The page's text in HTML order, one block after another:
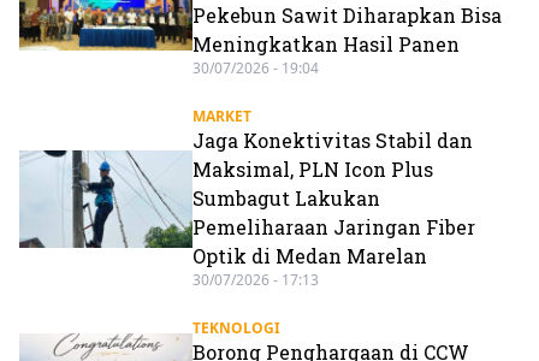
Pekebun Sawit Diharapkan Bisa
Meningkatkan Hasil Panen
30/07/2026 - 19:04
MARKET
Jaga Konektivitas Stabil dan
Maksimal, PLN Icon Plus
Sumbagut Lakukan
Pemeliharaan Jaringan Fiber
Optik di Medan Marelan
30/07/2026 - 17:13
TEKNOLOGI
Borong Penghargaan di CCW